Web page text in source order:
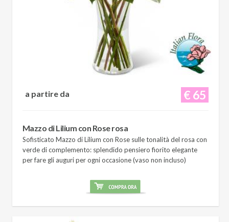
€ 65
a partire da
Mazzo di Lilium con Rose rosa
Sofisticato Mazzo di Lilium con Rose sulle tonalità del rosa con
verde di complemento: splendido pensiero fiorito elegante
per fare gli auguri per ogni occasione (vaso non incluso)